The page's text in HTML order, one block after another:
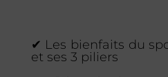
✔ Les bienfaits du
et ses 3 piliers